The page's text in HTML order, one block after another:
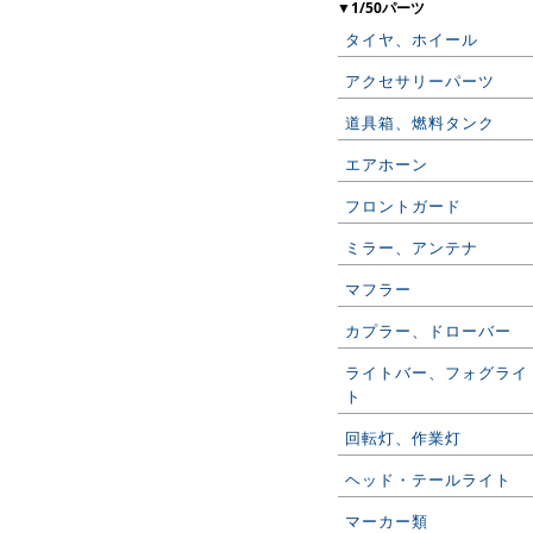
▼1/50パーツ
タイヤ、ホイール
アクセサリーパーツ
道具箱、燃料タンク
エアホーン
フロントガード
ミラー、アンテナ
マフラー
カプラー、ドローバー
ライトバー、フォグライ
ト
回転灯、作業灯
ヘッド・テールライト
マーカー類